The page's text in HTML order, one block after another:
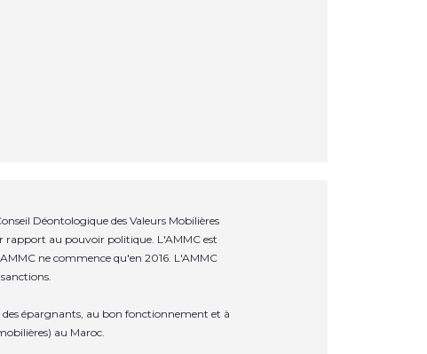
Déontologique des Valeurs Mobilières
rapport au pouvoir politique. L'AMMC est
ne commence qu'en 2016. L'AMMC
épargnants, au bon fonctionnement et à
au Maroc.